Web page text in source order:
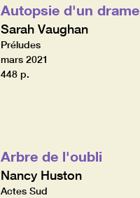
Autopsie d'un drame
Sarah Vaughan
Préludes
mars 2021
448 p.
Arbre de l'oubli
Nancy Huston
Actes Sud